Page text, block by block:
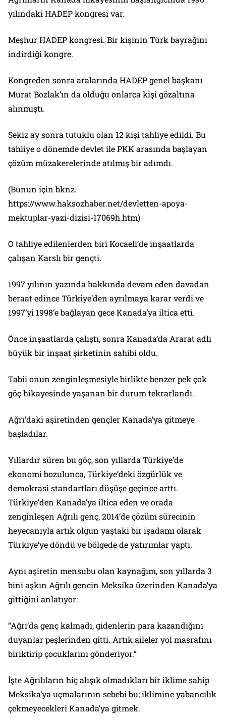
yılındaki HADEP kongresi var.
Meşhur HADEP kongresi. Bir kişinin Türk bayrağını
indirdiği kongre.
Kongreden sonra aralarında HADEP genel başkanı
Murat Bozlak’ın da olduğu onlarca kişi gözaltına
alınmıştı.
Sekiz ay sonra tutuklu olan 12 kişi tahliye edildi. Bu
tahliye o dönemde devlet ile PKK arasında başlayan
çözüm müzakerelerinde atılmış bir adımdı.
(Bunun için bknz.
https://www.haksozhaber.net/devletten-apoya-
mektuplar-yazi-dizisi-17069h.htm)
O tahliye edilenlerden biri Kocaeli’de inşaatlarda
çalışan Karslı bir gençti.
1997 yılının yazında hakkında devam eden davadan
beraat edince Türkiye’den ayrılmaya karar verdi ve
1997’yi 1998’e bağlayan gece Kanada’ya iltica etti.
Önce inşaatlarda çalıştı, sonra Kanada’da Ararat adlı
büyük bir inşaat şirketinin sahibi oldu.
Tabii onun zenginleşmesiyle birlikte benzer pek çok
göç hikayesinde yaşanan bir durum tekrarlandı.
Ağrı’daki aşiretinden gençler Kanada’ya gitmeye
başladılar.
Yıllardır süren bu göç, son yıllarda Türkiye’de
ekonomi bozulunca, Türkiye’deki özgürlük ve
demokrasi standartları düşüşe geçince arttı.
Türkiye’den Kanada’ya iltica eden ve orada
zenginleşen Ağrılı genç, 2014’de çözüm sürecinin
heyecanıyla artık olgun yaştaki bir işadamı olarak
Türkiye’ye döndü ve bölgede de yatırımlar yaptı.
Aynı aşiretin mensubu olan kaynağım, son yıllarda 3
bini aşkın Ağrılı gencin Meksika üzerinden Kanada’ya
gittiğini anlatıyor:
“Ağrı’da genç kalmadı, gidenlerin para kazandığını
duyanlar peşlerinden gitti. Artık aileler yol masrafını
biriktirip çocuklarını gönderiyor.”
İşte Ağrılıların hiç alışık olmadıkları bir iklime sahip
Meksika’ya uçmalarının sebebi bu; iklimine yabancılık
çekmeyecekleri Kanada’ya gitmek.